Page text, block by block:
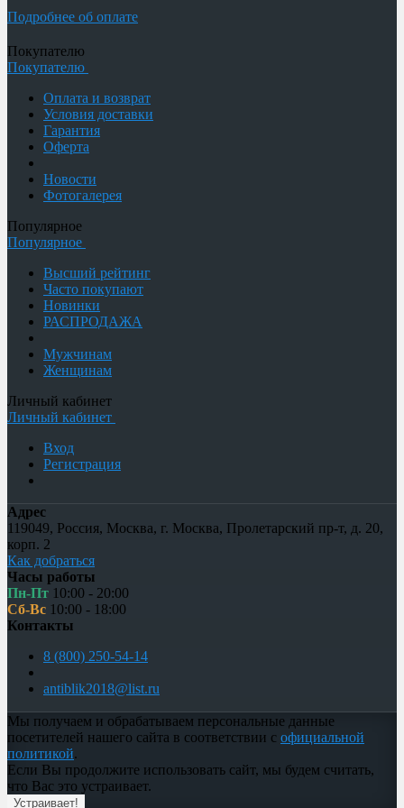
Подробнее об оплате
Покупателю
Покупателю
Оплата и возврат
Условия доставки
Гарантия
Оферта
Новости
Фотогалерея
Популярное
Популярное
Высший рейтинг
Часто покупают
Новинки
РАСПРОДАЖА
Мужчинам
Женщинам
Личный кабинет
Личный кабинет
Вход
Регистрация
Адрес
119049, Россия, Москва, г. Москва, Пролетарский пр-т, д. 20,
корп. 2
Как добраться
Часы работы
Пн-Пт 10:00 - 20:00
Сб-Вс 10:00 - 18:00
Контакты
8 (800) 250-54-14
antiblik2018@list.ru
Мы получаем и обрабатываем персональные данные
посетителей нашего сайта в соответствии с официальной
политикой.
Если Вы продолжите использовать сайт, мы будем считать,
что Вас это устраивает.
Устраивает!